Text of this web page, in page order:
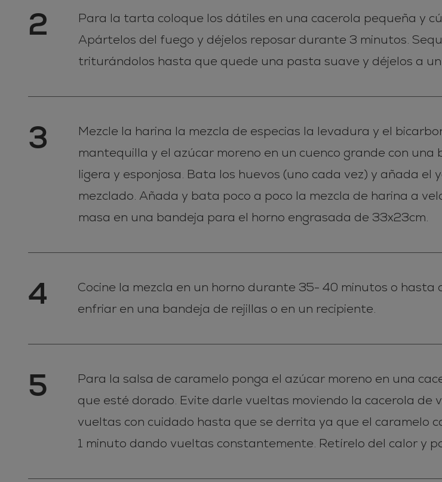
2
Para la tarta coloque los dátiles en una cacerola pequeña y
Apártelos del fuego y déjelos reposar durante 3 minutos.
triturándolos hasta que quede una pasta suave y déjelos a
3
Mezcle la harina la mezcla de especias la levadura y el
mantequilla y el azúcar moreno en un cuenco grande con
ligera y esponjosa. Bata los huevos (uno cada vez) y añada
mezclado. Añada y bata poco a poco la mezcla de harina a
masa en una bandeja para el horno engrasada de 33x23cm.
4
Cocine la mezcla en un horno durante 35- 40 minutos o
enfriar en una bandeja de rejillas o en un recipiente.
5
Para la salsa de caramelo ponga el azúcar moreno en una
que esté dorado. Evite darle vueltas moviendo la cacerola de
vueltas con cuidado hasta que se derrita ya que el caramelo
1 minuto dando vueltas constantemente. Retírelo del calor y